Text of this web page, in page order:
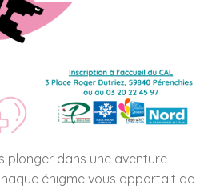
plonger dans une aventure
énigme vous apportait de